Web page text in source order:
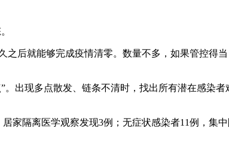
后就能够完成疫情清零。数量不多，如果管控得
出现多点散发、链条不清时，找出所有潜在感染
家隔离医学观察发现3例；无症状感染者11例，集